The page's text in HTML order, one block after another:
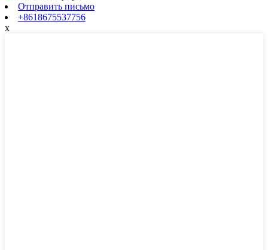
Отправить письмо
+8618675537756
x